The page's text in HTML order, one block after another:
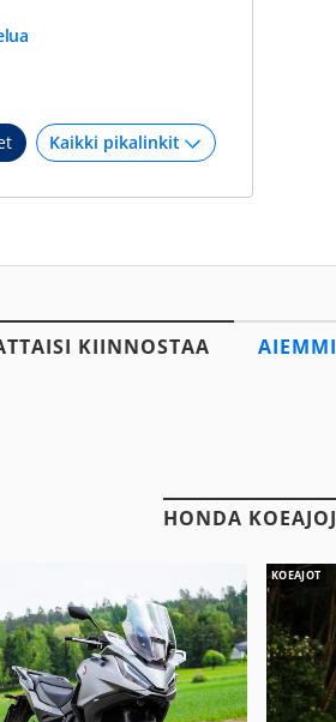
KIINNOSTAA
HONDA
KOEAJOT